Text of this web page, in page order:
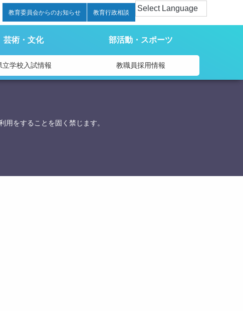
教育委員会からのお知らせ 教育行政相談
芸術・文化 部活動・スポーツ
立学校入試情報 教職員採用情報
をすることを固く禁じます。